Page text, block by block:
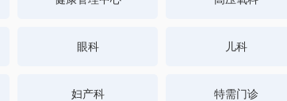
眼科 儿科
妇产科 特需门诊